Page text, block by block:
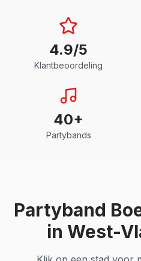
4.9/5
Klantbeoordeling
40+
Partybands
Partyband
in West-